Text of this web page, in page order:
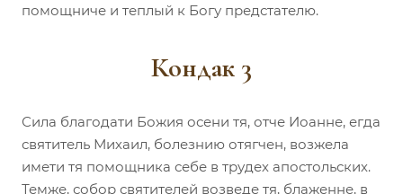
помощниче и теплый к Богу предстателю.
Кондак 3
Сила благодати Божия осени тя, отче Иоанне, егда
святитель Михаил, болезнию отягчен, возжела
имети тя помощника себе в трудех апостольских.
Темже, собор святителей возведе тя, блаженне, в